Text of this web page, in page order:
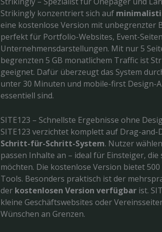
Strikingly konzentriert sich auf
eine kostenlose Version mit unbegrenzter
perfekt für Portfolio-Websites, Event-
Unternehmensdarstellungen. Mit nur 5
begrenzten 5 GB monatlichem Traffic ist
geeignet. Dafür überzeugt das System
unter 30 Minuten und mobile-first Design-
essentiell sind.
SITE123 – Schnellste Ergebnisse ohne
SITE123 verzichtet komplett auf Drag-
Schritt-für-Schritt-System. Nutzer
passen Inhalte an – ideal für Einsteiger,
möchten. Die kostenlose Version bietet
Tools. Besonders praktisch ist der
der kostenlosen Version verfügbar ist.
kleine Geschäftswebsites oder
Wünschen an Grenzen.